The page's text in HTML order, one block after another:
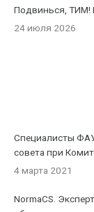
Подвинься, ТИМ!
24 июля 2026
Специалисты
совета при
4 марта 2021
NormaCS.